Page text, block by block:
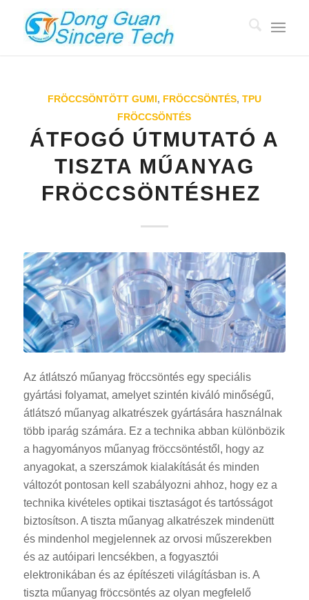
FRÖCCSÖNTÖTT GUMI, FRÖCCSÖNTÉS, TPU
FRÖCCSÖNTÉS
ÁTFOGÓ ÚTMUTATÓ A
TISZTA MŰANYAG
FRÖCCSÖNTÉSHEZ
Az átlátszó műanyag fröccsöntés egy speciális
gyártási folyamat, amelyet szintén kiváló minőségű,
átlátszó műanyag alkatrészek gyártására használnak
több iparág számára. Ez a technika abban különbözik
a hagyományos műanyag fröccsöntéstől, hogy az
anyagokat, a szerszámok kialakítását és minden
változót pontosan kell szabályozni ahhoz, hogy ez a
technika kivételes optikai tisztaságot és tartósságot
biztosítson. A tiszta műanyag alkatrészek mindenütt
és mindenhol megjelennek az orvosi műszerekben
és az autóipari lencsékben, a fogyasztói
elektronikában és az építészeti világításban is. A
tiszta műanyag fröccsöntés az olyan megfelelő